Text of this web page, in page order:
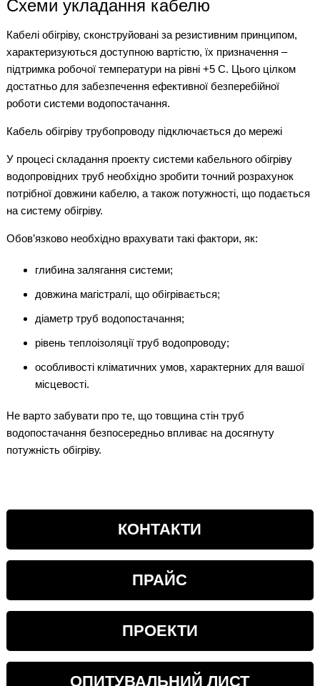
Схеми укладання кабелю
Кабелі обігріву, сконструйовані за резистивним принципом,
характеризуються доступною вартістю, їх призначення –
підтримка робочої температури на рівні +5 С. Цього цілком
достатньо для забезпечення ефективної безперебійної
роботи системи водопостачання.
Кабель обігріву трубопроводу підключається до мережі
У процесі складання проекту системи кабельного обігріву
водопровідних труб необхідно зробити точний розрахунок
потрібної довжини кабелю, а також потужності, що подається
на систему обігріву.
Обов’язково необхідно врахувати такі фактори, як:
глибина залягання системи;
довжина магістралі, що обігрівається;
діаметр труб водопостачання;
рівень теплоізоляції труб водопроводу;
особливості кліматичних умов, характерних для вашої
місцевості.
Не варто забувати про те, що товщина стін труб
водопостачання безпосередньо впливає на досягнуту
потужність обігріву.
КОНТАКТИ
ПРАЙС
ПРОЕКТИ
ОПИТУВАЛЬНИЙ ЛИСТ